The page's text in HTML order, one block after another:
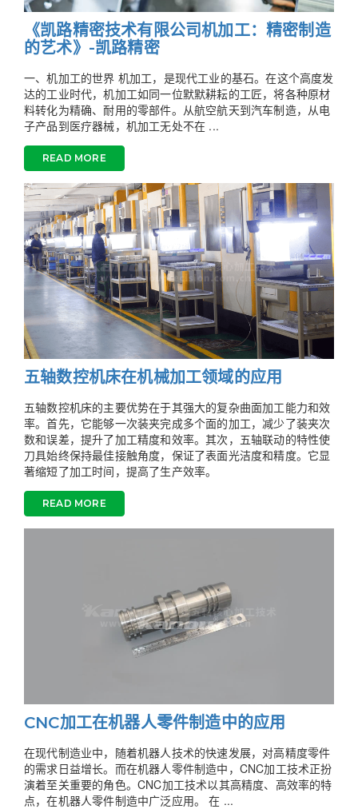
《凯路精密技术有限公司机加工：精密制造
的艺术》-凯路精密
一、机加工的世界 机加工，是现代工业的基石。在这个高度发
达的工业时代，机加工如同一位默默耕耘的工匠，将各种原材
料转化为精确、耐用的零部件。从航空航天到汽车制造，从电
子产品到医疗器械，机加工无处不在 ...
READ MORE
五轴数控机床在机械加工领域的应用
五轴数控机床的主要优势在于其强大的复杂曲面加工能力和效
率。首先，它能够一次装夹完成多个面的加工，减少了装夹次
数和误差，提升了加工精度和效率。其次，五轴联动的特性使
刀具始终保持最佳接触角度，保证了表面光洁度和精度。它显
著缩短了加工时间，提高了生产效率。
READ MORE
CNC加工在机器人零件制造中的应用
在现代制造业中，随着机器人技术的快速发展，对高精度零件
的需求日益增长。而在机器人零件制造中，CNC加工技术正扮
演着至关重要的角色。CNC加工技术以其高精度、高效率的特
点，在机器人零件制造中广泛应用。 在 ...